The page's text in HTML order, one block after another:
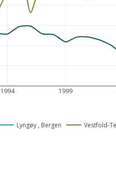
1994 1999
Lyngøy , Bergen Vestfold-